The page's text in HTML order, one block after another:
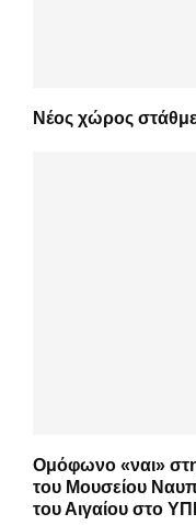
Νέος χώρος
Ομόφωνο «ναι»
του Μουσείου
του Αιγαίου στο